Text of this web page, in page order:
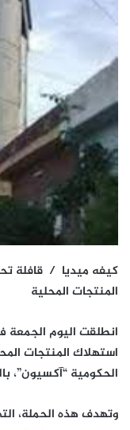
كيفه ميديا / قافلة
المنتجات المحلية
انطلقت اليوم
استهلاك المنتجات
الحكومية “آكسيون”،
وتهدف هذه الحملة،